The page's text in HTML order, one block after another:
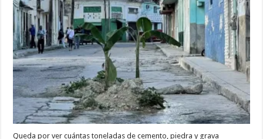
Queda por ver cuántas toneladas de cemento, piedra y grava